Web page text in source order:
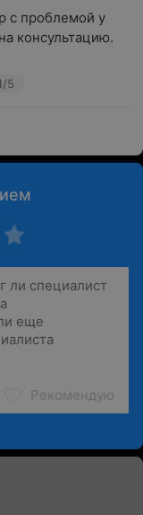
с проблемой у
консультацию.
5
Рекомендую